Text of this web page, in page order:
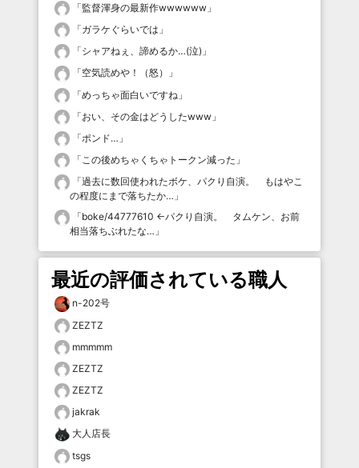
「監督渾身の最新作wwwwww 」
「ガラケぐらいでは 」
「シャアねぇ、諦めるか…(泣) 」
「空気読めや！（怒）
」
「めっちゃ面白いですね 」
「おい、その金はどうしたwww 」
「ポンド… 」
「この後めちゃくちゃトークン減った 」
「過去に数回使われたボケ、パクり自演。 もはやこ
の程度にまで落ちたか… 」
「boke/44777610 ←パクり自演。 タムケン、お前
相当落ちぶれたな… 」
最近の評価されている職人
n-202号
ZEZTZ
mmmmm
ZEZTZ
ZEZTZ
jakrak
大人店長
tsgs